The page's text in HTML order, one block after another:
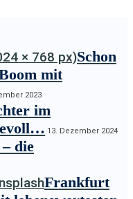
Schon
mit
2023
im
13. Dezember 2024
die
Frankfurt